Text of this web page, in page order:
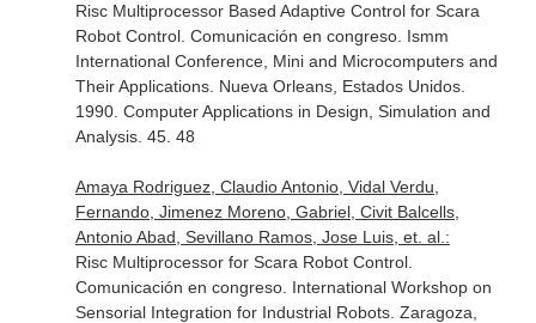
Risc Multiprocessor Based Adaptive Control for Scara
Robot Control. Comunicación en congreso. Ismm
International Conference, Mini and Microcomputers and
Their Applications. Nueva Orleans, Estados Unidos.
1990. Computer Applications in Design, Simulation and
Analysis. 45. 48
Amaya Rodriguez, Claudio Antonio, Vidal Verdu,
Fernando, Jimenez Moreno, Gabriel, Civit Balcells,
Antonio Abad, Sevillano Ramos, Jose Luis, et. al.:
Risc Multiprocessor for Scara Robot Control.
Comunicación en congreso. International Workshop on
Sensorial Integration for Industrial Robots. Zaragoza,